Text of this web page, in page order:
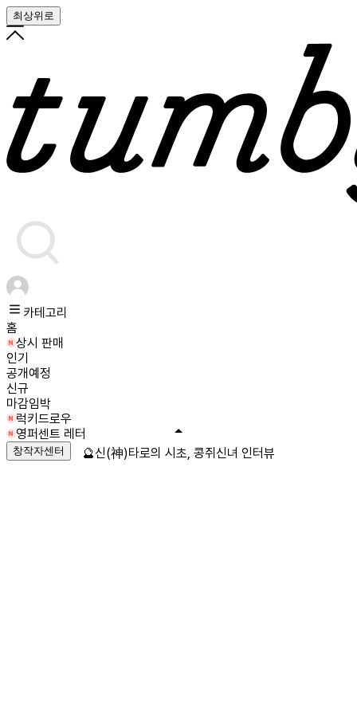
최상위로
카테고리
홈
상시 판매
인기
공개예정
신규
마감임박
럭키드로우
영퍼센트 레터
창작자센터 🔮신(神)타로의 시초, 콩쥐신녀 인터뷰